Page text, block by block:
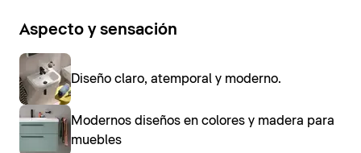
Aspecto y sensación
Diseño claro, atemporal y moderno.
Modernos diseños en colores y madera para
muebles